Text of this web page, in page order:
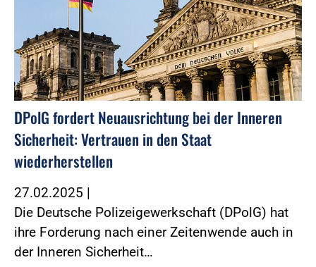
DPolG fordert Neuausrichtung bei der Inneren
Sicherheit: Vertrauen in den Staat
wiederherstellen
27.02.2025 |
Die Deutsche Polizeigewerkschaft (DPolG) hat
ihre Forderung nach einer Zeitenwende auch in
der Inneren Sicherheit…